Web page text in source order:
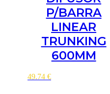
P/BARRA
LINEAR
TRUNKING
600MM
49.74 €